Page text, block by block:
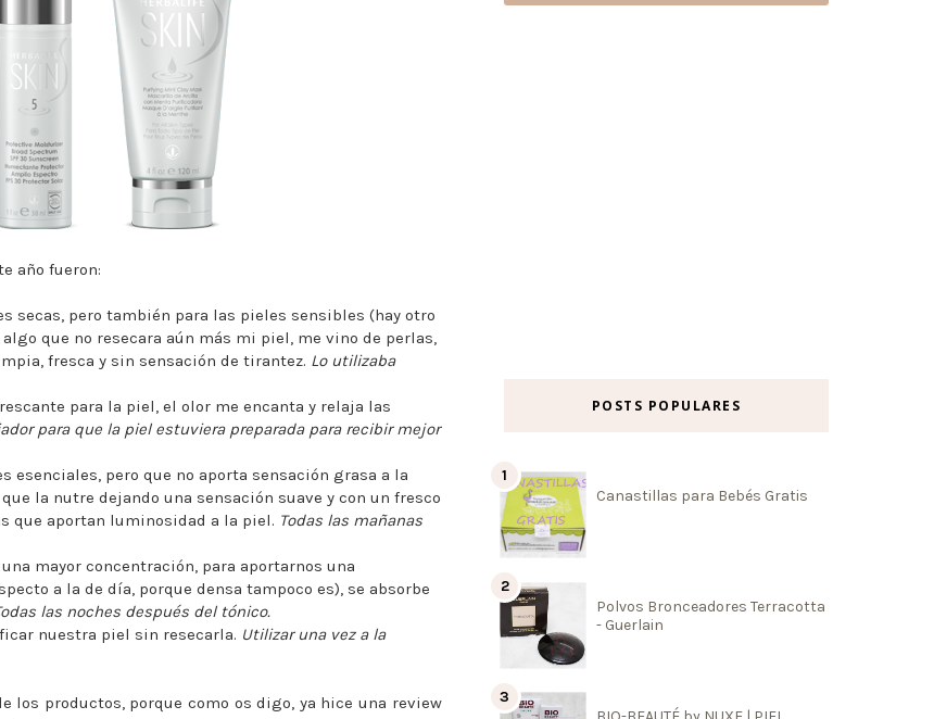
año fueron:
secas, pero también para las pieles sensibles (hay otro
que no resecara aún más mi piel, me vino de perlas,
fresca y sin sensación de tirantez. Lo utilizaba
para la piel, el olor me encanta y relaja las
para que la piel estuviera preparada para recibir mejor
esenciales, pero que no aporta sensación grasa a la
la nutre dejando una sensación suave y con un fresco
que aportan luminosidad a la piel. Todas las mañanas
mayor concentración, para aportarnos una
a la de día, porque densa tampoco es), se absorbe
las noches después del tónico.
nuestra piel sin resecarla. Utilizar una vez a la
los productos, porque como os digo, ya hice una review
POSTS POPULARES
Canastillas para Bebés Gratis
Polvos Bronceadores Terracotta
- Guerlain